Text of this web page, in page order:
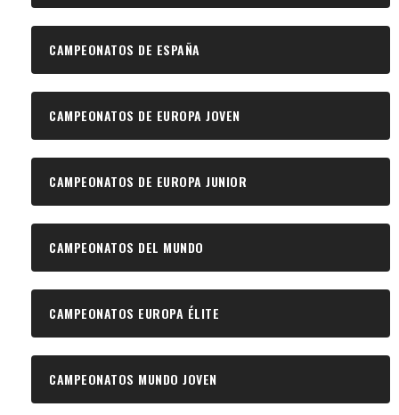
CAMPEONATOS DE ESPAÑA
CAMPEONATOS DE EUROPA JOVEN
CAMPEONATOS DE EUROPA JUNIOR
CAMPEONATOS DEL MUNDO
CAMPEONATOS EUROPA ÉLITE
CAMPEONATOS MUNDO JOVEN